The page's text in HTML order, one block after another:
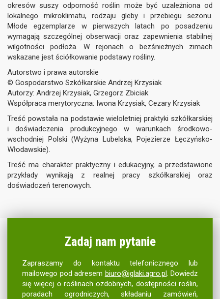
okresów suszy odporność roślin może być uzależniona od
lokalnego mikroklimatu, rodzaju gleby i przebiegu sezonu.
Młode egzemplarze w pierwszych latach po posadzeniu
wymagają szczególnej obserwacji oraz zapewnienia stabilnej
wilgotności podłoża. W rejonach o bezśnieżnych zimach
wskazane jest ściółkowanie podstawy rośliny.
Autorstwo i prawa autorskie
© Gospodarstwo Szkółkarskie Andrzej Krzysiak
Autorzy: Andrzej Krzysiak, Grzegorz Zbiciak
Współpraca merytoryczna: Iwona Krzysiak, Cezary Krzysiak
Treść powstała na podstawie wieloletniej praktyki szkółkarskiej
i doświadczenia produkcyjnego w warunkach środkowo-
wschodniej Polski (Wyżyna Lubelska, Pojezierze Łęczyńsko-
Włodawskie).
Treść ma charakter praktyczny i edukacyjny, a przedstawione
przykłady wynikają z realnej pracy szkółkarskiej oraz
doświadczeń terenowych.
Zadaj nam pytanie
Zapraszamy do kontaktu telefonicznego lub
mailowego pod adresem biuro@iglaki.agro.pl. Dowiedz
się więcej o roślinach ozdobnych, dostępności roślin,
poradach ogrodniczych, składaniu zamówień,